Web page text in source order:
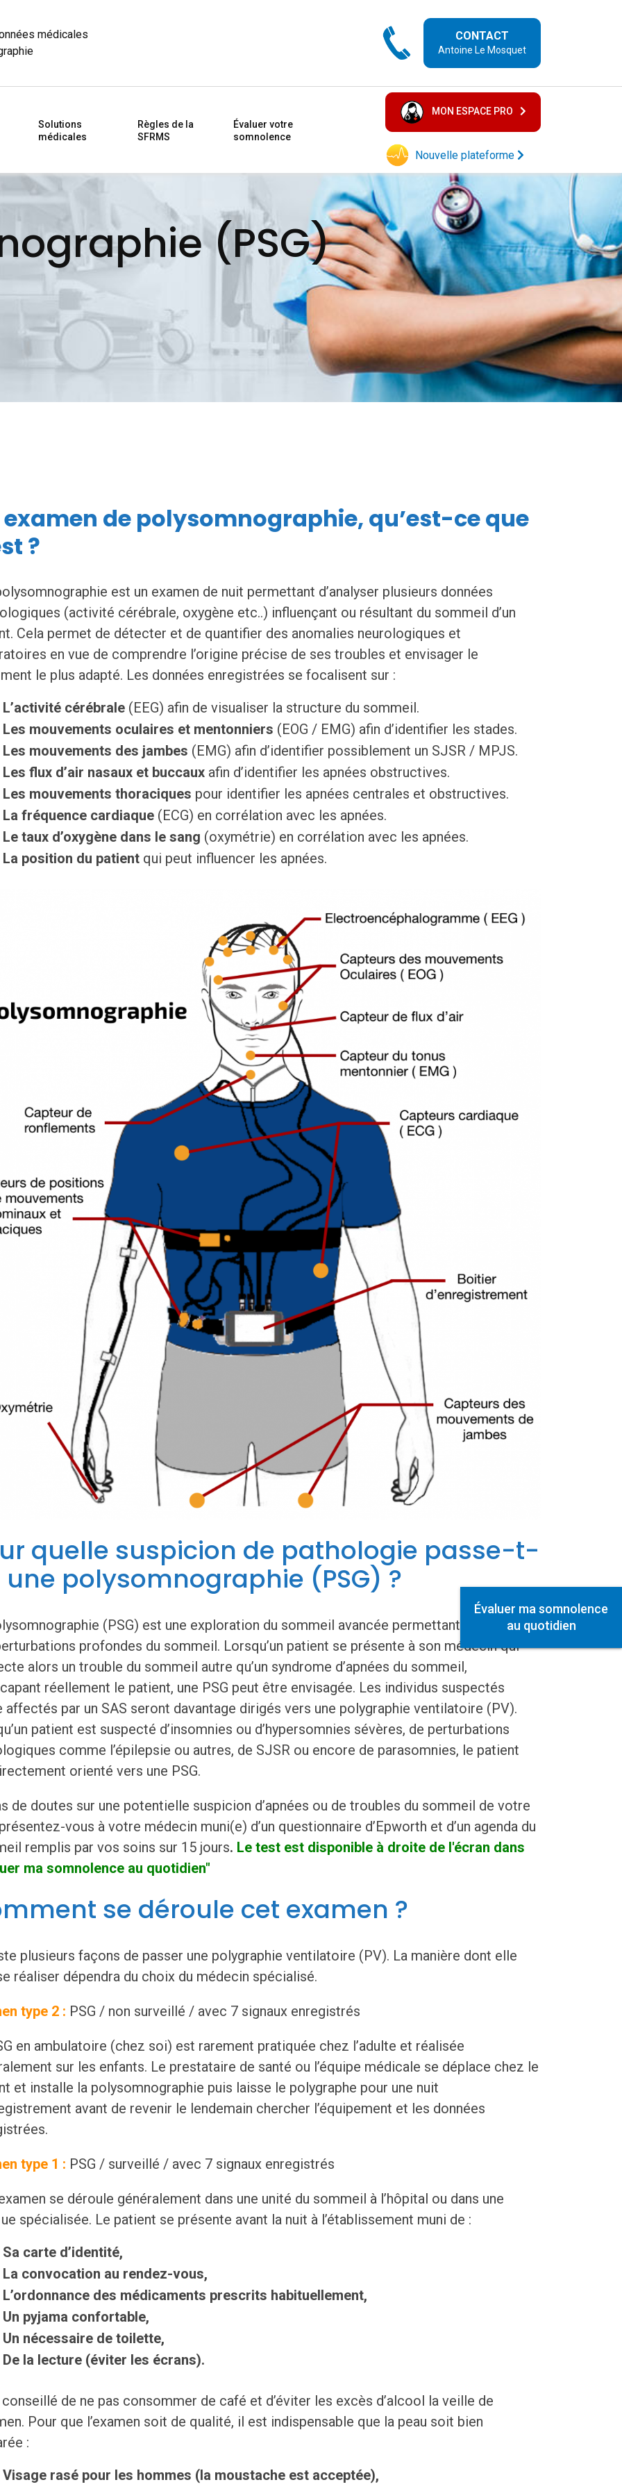
Évaluer ma somnolence
au quotidien
médicales
CONTACT
Antoine Le Mosquet
Solutions
médicales
Règles de la
SFRMS
Évaluer votre
somnolence
MON ESPACE PRO
Nouvelle plateforme
(PSG)
examen de polysomnographie, qu’est-ce que
?
est un examen de nuit permettant d’analyser plusieurs données
(activité cérébrale, oxygène etc..) influençant ou résultant du sommeil d’un
Cela permet de détecter et de quantifier des anomalies neurologiques et
en vue de comprendre l’origine précise de ses troubles et envisager le
le plus adapté. Les données enregistrées se focalisent sur :
L’activité cérébrale (EEG) afin de visualiser la structure du sommeil.
Les mouvements oculaires et mentonniers (EOG / EMG) afin d’identifier les stades.
Les mouvements des jambes (EMG) afin d’identifier possiblement un SJSR / MPJS.
Les flux d’air nasaux et buccaux afin d’identifier les apnées obstructives.
Les mouvements thoraciques pour identifier les apnées centrales et obstructives.
La fréquence cardiaque (ECG) en corrélation avec les apnées.
Le taux d’oxygène dans le sang (oxymétrie) en corrélation avec les apnées.
La position du patient qui peut influencer les apnées.
quelle suspicion de pathologie passe-t-
polysomnographie (PSG) ?
(PSG) est une exploration du sommeil avancée permettant d’analyser
profondes du sommeil. Lorsqu’un patient se présente à son médecin qui
alors un trouble du sommeil autre qu’un syndrome d’apnées du sommeil,
réellement le patient, une PSG peut être envisagée. Les individus suspectés
affectés par un SAS seront davantage dirigés vers une polygraphie ventilatoire (PV).
patient est suspecté d’insomnies ou d’hypersomnies sévères, de perturbations
comme l’épilepsie ou autres, de SJSR ou encore de parasomnies, le patient
orienté vers une PSG.
de doutes sur une potentielle suspicion d’apnées ou de troubles du sommeil de votre
vous à votre médecin muni(e) d’un questionnaire d’Epworth et d’un agenda du
remplis par vos soins sur 15 jours. Le test est disponible à droite de l'écran dans
ma somnolence au quotidien"
se déroule cet examen ?
plusieurs façons de passer une polygraphie ventilatoire (PV). La manière dont elle
réaliser dépendra du choix du médecin spécialisé.
type 2 : PSG / non surveillé / avec 7 signaux enregistrés
en ambulatoire (chez soi) est rarement pratiquée chez l’adulte et réalisée
sur les enfants. Le prestataire de santé ou l’équipe médicale se déplace chez le
et installe la polysomnographie puis laisse le polygraphe pour une nuit
avant de revenir le lendemain chercher l’équipement et les données
type 1 : PSG / surveillé / avec 7 signaux enregistrés
se déroule généralement dans une unité du sommeil à l’hôpital ou dans une
spécialisée. Le patient se présente avant la nuit à l’établissement muni de :
Sa carte d’identité,
La convocation au rendez-vous,
L’ordonnance des médicaments prescrits habituellement,
Un pyjama confortable,
Un nécessaire de toilette,
De la lecture (éviter les écrans).
de ne pas consommer de café et d’éviter les excès d’alcool la veille de
Pour que l’examen soit de qualité, il est indispensable que la peau soit bien
:
Visage rasé pour les hommes (la moustache est acceptée),